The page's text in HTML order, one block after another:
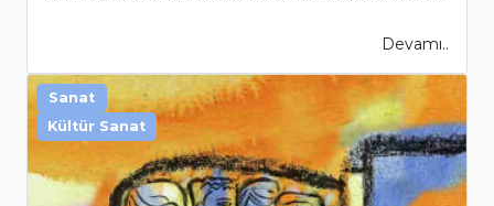
Devamı..
Sanat
Kültür Sanat